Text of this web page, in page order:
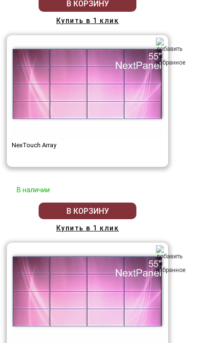
В КОРЗИНУ
Купить в 1 клик
NexTouch Array
В наличии
В КОРЗИНУ
Купить в 1 клик